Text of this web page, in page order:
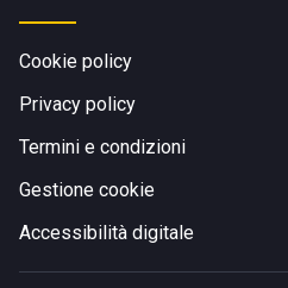
Cookie policy
Privacy policy
Termini e condizioni
Gestione cookie
Accessibilità digitale